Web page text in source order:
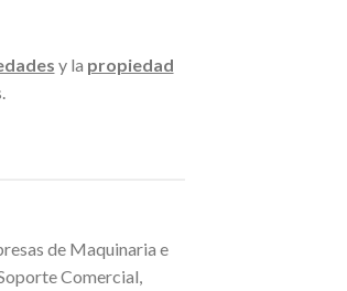
y la propiedad
de Maquinaria e
Comercial,